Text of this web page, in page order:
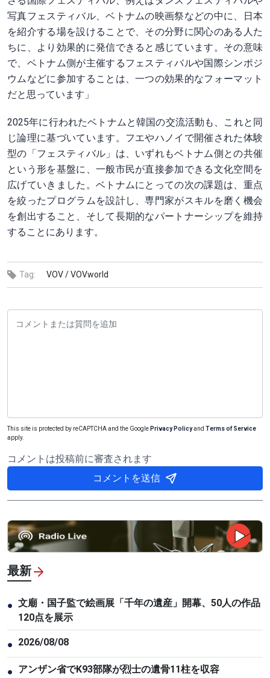
写真フェスティバル、ベトナムの映画祭などの中に、日本
を紹介する場を設けることで、その分野に関心のある人た
ちに、より効果的に発信できると感じています。その意味
で、ベトナム側が主催するフェスティバルや国際シンポジ
ウムなどに参加することは、一つの効果的なフォーマット
だと思っています」
2025年に行われたベトナムと韓国の交流活動も、これと同
じ論理に基づいています。フエやハノイで開催された体験
型の「フェスティバル」は、いずれもベトナム側との共催
という形を基盤に、一般市民が直接参加できる文化空間を
広げていきました。ベトナムにとっての次の課題は、重点
を絞ったプログラムを設計し、専門家がスキルを磨く機会
を創出すること、そして長期的なパートナーシップを維持
することにあります。
Tag: VOV /VOVworld
This site is protected by reCAPTCHA and the Google Privacy Policyand Terms of Service
apply.
コメントは投稿前に審査されます
コメントを送信
最新
● 文廟・国子監で絵画展「千年の遺産」開幕、50人の作品
120点を展示
● 2026/08/08
● アンザン省でK93部隊が烈士の遺骨11柱を収容